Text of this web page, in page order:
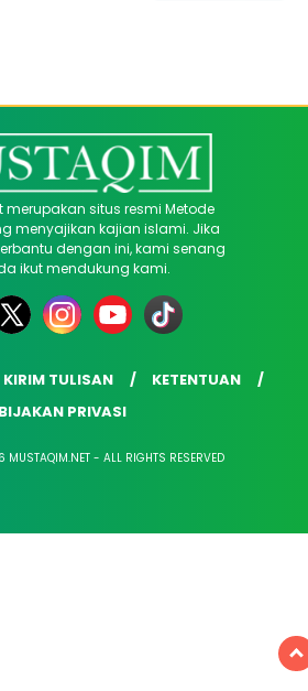
merupakan situs resmi Metode
menyajikan kajian islami. Jika
dengan ini, kami senang
ikut mendukung kami.
KIRIM TULISAN
KETENTUAN
PRIVASI
- ALL RIGHTS RESERVED